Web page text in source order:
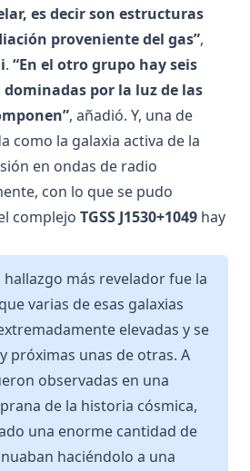
es decir son estructuras
proveniente del gas”,
. “En el otro grupo hay seis
por la luz de las
, añadió. Y, una de
como la galaxia activa de la
en ondas de radio
con lo que se pudo
complejo TGSS J1530+1049 hay
más revelador fue la
varias de esas galaxias
elevadas y se
próximas unas de otras. A
observadas en una
de la historia cósmica,
una enorme cantidad de
haciéndolo a una